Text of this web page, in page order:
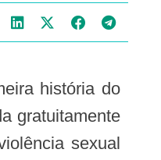
gratuitamente
sexual